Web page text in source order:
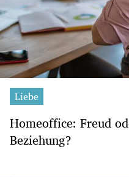
Liebe
Homeoffice: Freud
Beziehung?